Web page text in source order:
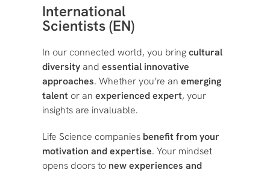
International
Scientists (EN)
In our connected world, you bringcultural
diversity and essential innovative
approaches. Whether you’re an emerging
talent or an experienced expert, your
insights are invaluable.
Life Science companies benefit from your
motivation and expertise. Your mindset
opens doors to new experiences and